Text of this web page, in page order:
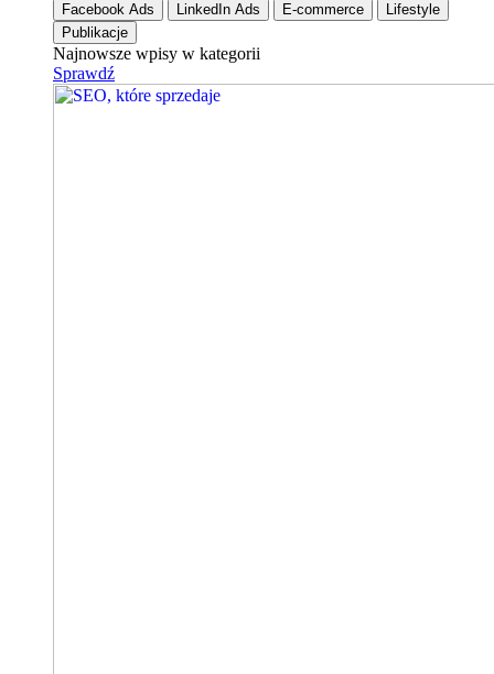
Facebook Ads
LinkedIn Ads E-commerce
Lifestyle
Publikacje
Najnowsze wpisy w kategorii
Sprawdź